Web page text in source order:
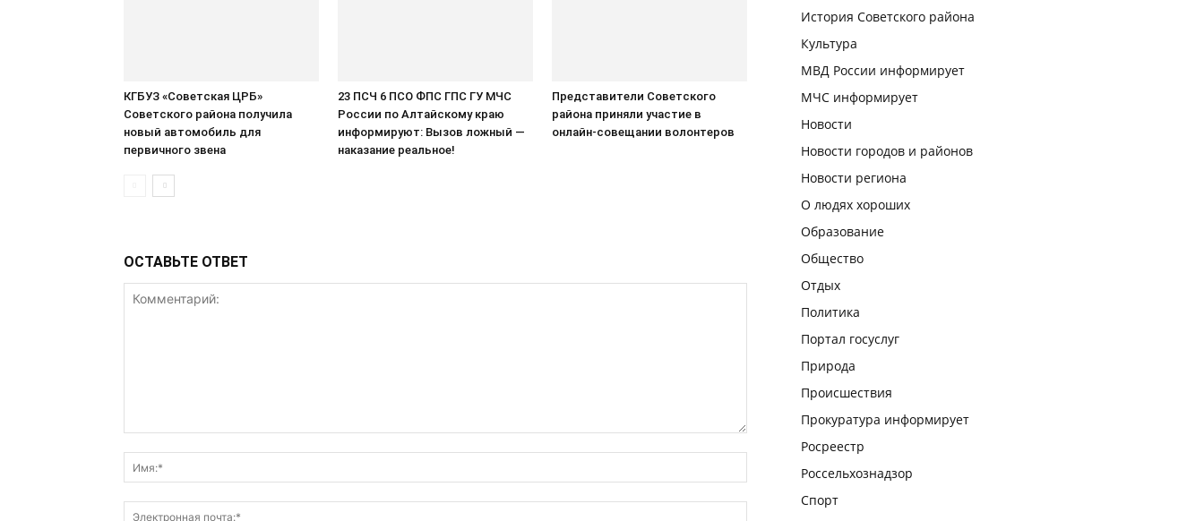
КГБУЗ «Советская ЦРБ»
Советского района получила
новый автомобиль для
первичного звена
23 ПСЧ 6 ПСО ФПС ГПС ГУ МЧС
России по Алтайскому краю
информируют: Вызов ложный —
наказание реальное!
Представители Советского
района приняли участие в
онлайн-совещании волонтеров
ОСТАВЬТЕ ОТВЕТ
История Советского района
Культура
МВД России информирует
МЧС информирует
Новости
Новости городов и районов
Новости региона
О людях хороших
Образование
Общество
Отдых
Политика
Портал госуслуг
Природа
Происшествия
Прокуратура информирует
Росреестр
Россельхознадзор
Спорт